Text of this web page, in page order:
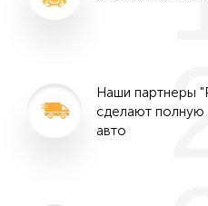
Наши партнеры
сделают полную
авто